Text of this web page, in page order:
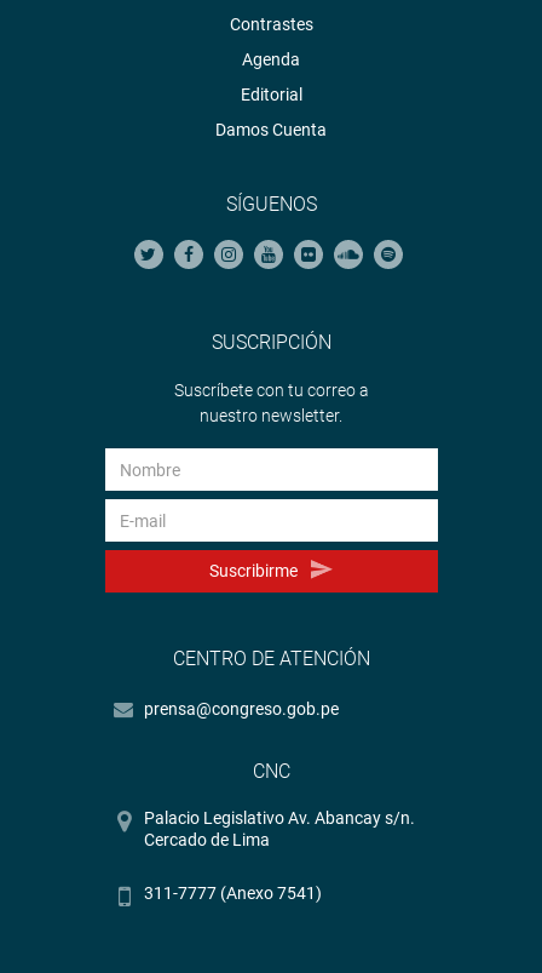
Contrastes
Agenda
Editorial
Damos Cuenta
SÍGUENOS
SUSCRIPCIÓN
Suscríbete con tu correo a
nuestro newsletter.
Suscribirme
CENTRO DE ATENCIÓN
prensa@congreso.gob.pe
CNC
Palacio Legislativo Av. Abancay s/n.
Cercado de Lima
311-7777 (Anexo 7541)